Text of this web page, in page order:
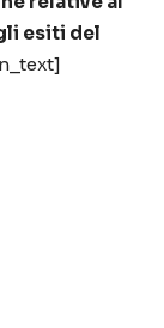
esiti del